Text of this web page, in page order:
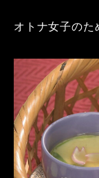
オトナ女子のた